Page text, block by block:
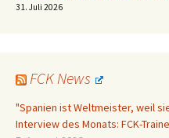
31. Juli 2026
FCK News
"Spanien ist Weltmeister, weil
Interview des Monats: FCK-